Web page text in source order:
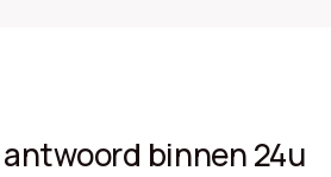
binnen 24u